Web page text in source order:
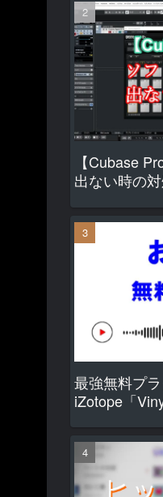
【Cubase
出ない時の
最強無料プ
iZotope「